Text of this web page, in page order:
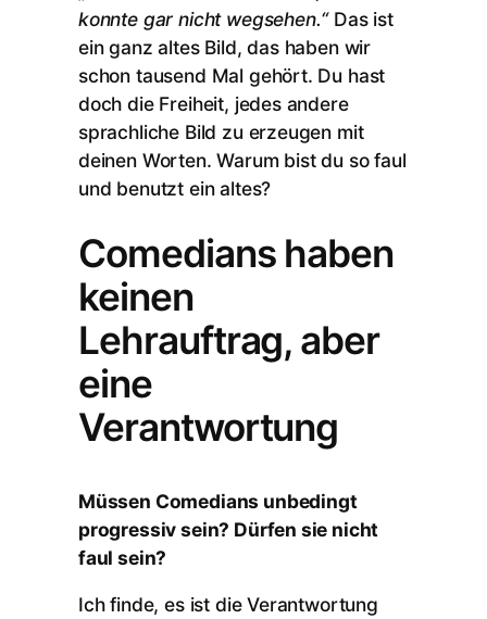
konnte gar nicht wegsehen.“Das ist
ein ganz altes Bild, das haben wir
schon tausend Mal gehört. Du hast
doch die Freiheit, jedes andere
sprachliche Bild zu erzeugen mit
deinen Worten. Warum bist du so faul
und benutzt ein altes?
Comedians haben
keinen
Lehrauftrag, aber
eine
Verantwortung
Müssen Comedians unbedingt
progressiv sein? Dürfen sie nicht
faul sein?
Ich finde, es ist die Verantwortung